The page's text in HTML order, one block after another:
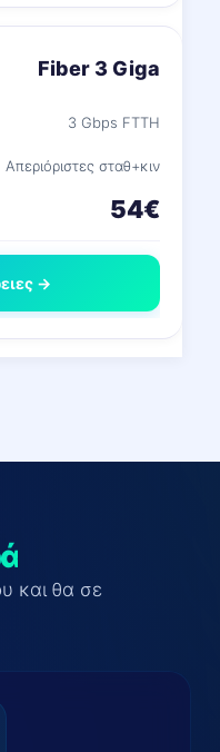
Fiber 3 Giga
3 Gbps FTTH
Απεριόριστες σταθ+κιν
54€
→
και θα σε